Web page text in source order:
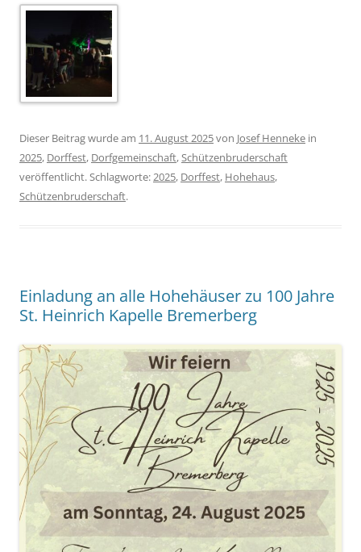
Dieser Beitrag wurde am 11. August 2025von Josef Henneke in
2025, Dorffest, Dorfgemeinschaft,Schützenbruderschaft
veröffentlicht. Schlagworte:2025, Dorffest, Hohehaus,
Schützenbruderschaft.
Einladung an alle Hohehäuser zu 100 Jahre
St. Heinrich Kapelle Bremerberg